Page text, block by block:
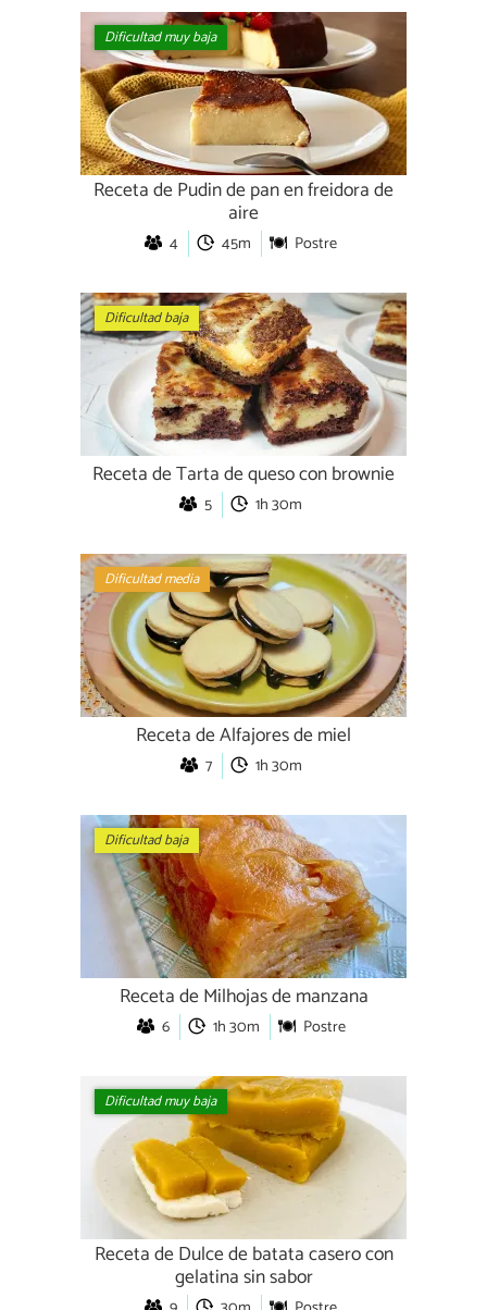
Dificultad muy baja
Receta de Pudin de pan en freidora de
aire
4 45m Postre
Dificultad baja
Receta de Tarta de queso con brownie
5 1h 30m
Dificultad media
Receta de Alfajores de miel
7 1h 30m
Dificultad baja
Receta de Milhojas de manzana
6 1h 30m Postre
Dificultad muy baja
Receta de Dulce de batata casero con
gelatina sin sabor